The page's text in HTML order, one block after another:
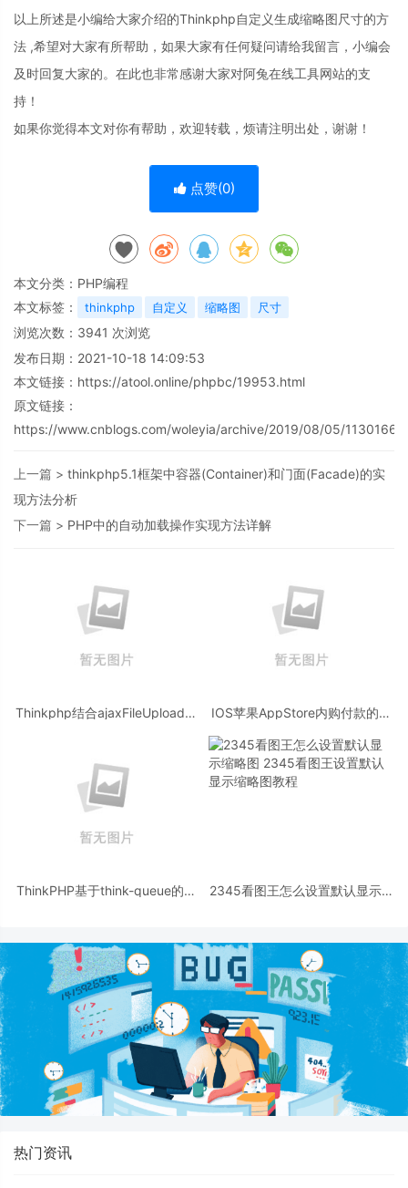
以上所述是小编给大家介绍的Thinkphp自定义生成缩略图尺寸的方
法 ,希望对大家有所帮助，如果大家有任何疑问请给我留言，小编会
及时回复大家的。在此也非常感谢大家对阿兔在线工具网站的支
持！
如果你觉得本文对你有帮助，欢迎转载，烦请注明出处，谢谢！
点赞(0)
本文分类： PHP编程
本文标签：
thinkphp 自定义 缩略图 尺寸
浏览次数： 3941 次浏览
发布日期：2021-10-18 14:09:53
本文链接： https://atool.online/phpbc/19953.html
原文链接：
https://www.cnblogs.com/woleyia/archive/2019/08/05/
上一篇 > thinkphp5.1框架中容器(Container)和门面(Facade)的实
现方法分析
下一篇 > PHP中的自动加载操作实现方法详解
Thinkphp结合ajaxFileUpload实
IOS苹果AppStore内购付款的服
thinkphp)
ThinkPHP基于think-queue的队
2345看图王怎么设置默认显示缩
热门资讯